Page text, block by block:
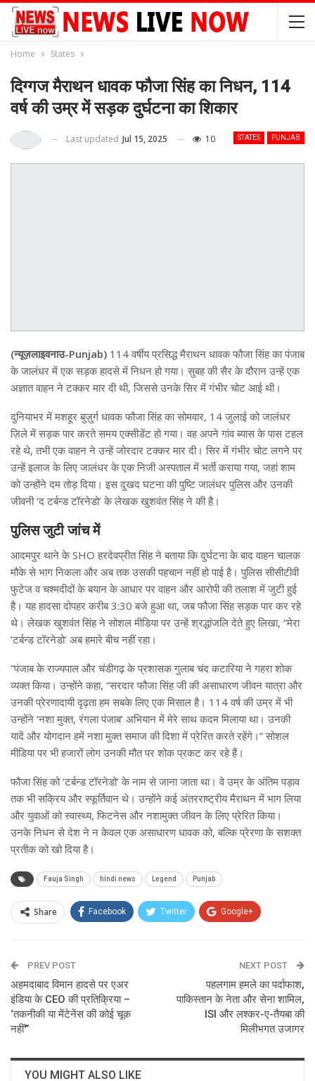
Home States
दिग्गज मैराथन धावक फौजा सिंह का निधन, 114
वर्ष की उम्र में सड़क दुर्घटना का शिकार
STATES PUNJAB
Last updated Jul 15, 2025 10
(न्यूज़लाइवनाउ-Punjab) 114 वर्षीय प्रसिद्ध मैराथन धावक फौजा सिंह का पंजाब
के जालंधर में एक सड़क हादसे में निधन हो गया। सुबह की सैर के दौरान उन्हें एक
अज्ञात वाहन ने टक्कर मार दी थी, जिससे उनके सिर में गंभीर चोट आई थी।
दुनियाभर में मशहूर बुज़ुर्ग धावक फौजा सिंह का सोमवार, 14 जुलाई को जालंधर
ज़िले में सड़क पार करते समय एक्सीडेंट हो गया। वह अपने गांव ब्यास के पास टहल
रहे थे, तभी एक वाहन ने उन्हें जोरदार टक्कर मार दी। सिर में गंभीर चोट लगने पर
उन्हें इलाज के लिए जालंधर के एक निजी अस्पताल में भर्ती कराया गया, जहां शाम
को उन्होंने दम तोड़ दिया। इस दुखद घटना की पुष्टि जालंधर पुलिस और उनकी
जीवनी ‘द टर्बन्ड टॉरनेडो’ के लेखक खुशवंत सिंह ने की है।
पुलिस जुटी जांच में
आदमपुर थाने के SHO हरदेवप्रीत सिंह ने बताया कि दुर्घटना के बाद वाहन चालक
मौके से भाग निकला और अब तक उसकी पहचान नहीं हो पाई है। पुलिस सीसीटीवी
फुटेज व चश्मदीदों के बयान के आधार पर वाहन और आरोपी की तलाश में जुटी हुई
है। यह हादसा दोपहर करीब 3:30 बजे हुआ था, जब फौजा सिंह सड़क पार कर रहे
थे। लेखक खुशवंत सिंह ने सोशल मीडिया पर उन्हें श्रद्धांजलि देते हुए लिखा, “मेरा
‘टर्बन्ड टॉरनेडो’ अब हमारे बीच नहीं रहा।
”पंजाब के राज्यपाल और चंडीगढ़ के प्रशासक गुलाब चंद कटारिया ने गहरा शोक
व्यक्त किया। उन्होंने कहा, “सरदार फौजा सिंह जी की असाधारण जीवन यात्रा और
उनकी प्रेरणादायी दृढ़ता हम सबके लिए एक मिसाल है। 114 वर्ष की उम्र में भी
उन्होंने ‘नशा मुक्त, रंगला पंजाब’ अभियान में मेरे साथ कदम मिलाया था। उनकी
यादें और योगदान हमें नशा मुक्त समाज की दिशा में प्रेरित करते रहेंगे।” सोशल
मीडिया पर भी हजारों लोग उनकी मौत पर शोक प्रकट कर रहे हैं।
फौजा सिंह को ‘टर्बन्ड टॉरनेडो’ के नाम से जाना जाता था। वे उम्र के अंतिम पड़ाव
तक भी सक्रिय और स्फूर्तिवान थे। उन्होंने कई अंतरराष्ट्रीय मैराथन में भाग लिया
और युवाओं को स्वास्थ्य, फिटनेस और नशामुक्त जीवन के लिए प्रेरित किया।
उनके निधन से देश ने न केवल एक असाधारण धावक को, बल्कि प्रेरणा के सशक्त
प्रतीक को खो दिया है।
Fauja Singh hindi news Legend Punjab
Share Facebook Twitter Google+
Email
PREV POST
अहमदाबाद विमान हादसे पर एअर
इंडिया के CEO की प्रतिक्रिया –
‘तकनीकी या मेंटेनेंस की कोई चूक
नहीं'”
NEXT POST
पहलगाम हमले का पर्दाफाश,
पाकिस्तान के नेता और सेना शामिल,
ISI और लश्कर-ए-तैयबा की
मिलीभगत उजागर
YOU MIGHT ALSO LIKE